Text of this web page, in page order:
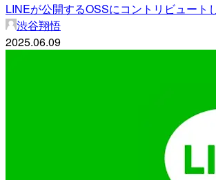
LINEが公開するOSSにコントリビュート
渋谷翔悟
2025.06.09